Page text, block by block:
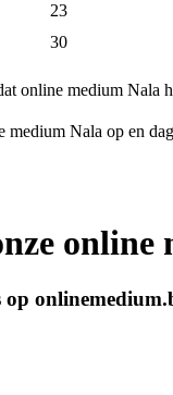
23
30
online medium Nala
medium Nala op en
online
op